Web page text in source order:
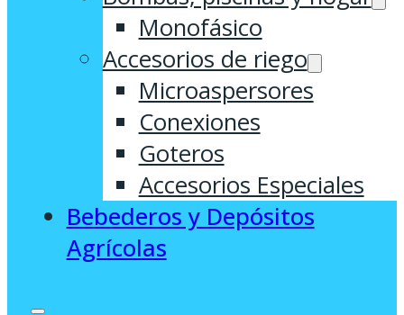
Monofásico
Accesorios de riego
Microaspersores
Conexiones
Goteros
Accesorios Especiales
Bebederos y Depósitos
Agrícolas